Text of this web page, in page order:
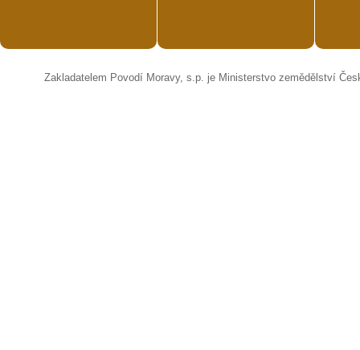
Zakladatelem Povodí Moravy, s.p. je Ministerstvo zemědělství